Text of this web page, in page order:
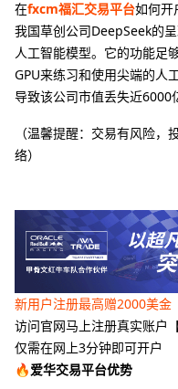
在fxcm福汇交易平台如何开
我国草创公司DeepSeek的
人工智能模型。它的功能足
GPU来练习和使用尖端的人
导致该公司市值丢失近6000
（温馨提醒：交易有风险
络）
新用户注册最高赠2000美金
访问官网马上注册真实账户
仅需在网上3分钟即可开户
🔥爱华交易平台优势